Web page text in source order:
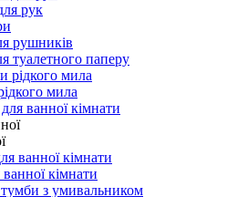
рук
рушників
туалетного паперу
мила
ванної кімнати
кімнати